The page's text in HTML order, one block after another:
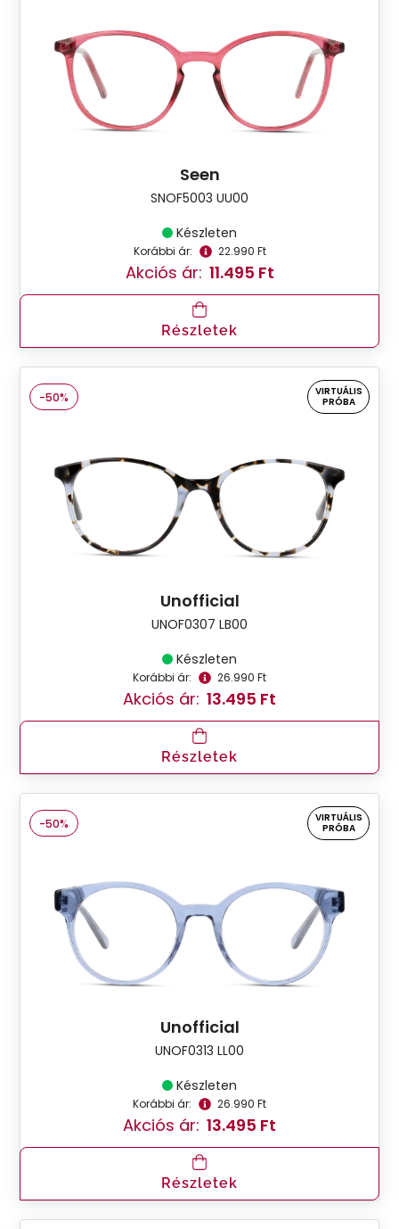
Seen
SNOF5003 UU00
Készleten
Korábbi ár: 22.990 Ft
Akciós ár: 11.495 Ft
Részletek
-50%
VIRTUÁLIS
PRÓBA
Unofficial
UNOF0307 LB00
Készleten
Korábbi ár: 26.990 Ft
Akciós ár: 13.495 Ft
Részletek
-50%
VIRTUÁLIS
PRÓBA
Unofficial
UNOF0313 LL00
Készleten
Korábbi ár: 26.990 Ft
Akciós ár: 13.495 Ft
Részletek